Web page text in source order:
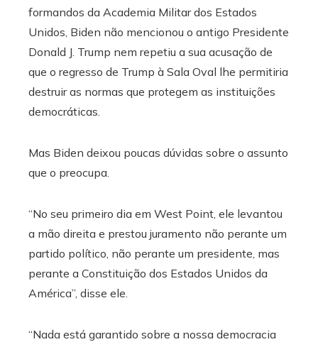
formandos da Academia Militar dos Estados
Unidos, Biden não mencionou o antigo Presidente
Donald J. Trump nem repetiu a sua acusação de
que o regresso de Trump à Sala Oval lhe permitiria
destruir as normas que protegem as instituições
democráticas.
Mas Biden deixou poucas dúvidas sobre o assunto
que o preocupa.
“No seu primeiro dia em West Point, ele levantou
a mão direita e prestou juramento não perante um
partido político, não perante um presidente, mas
perante a Constituição dos Estados Unidos da
América”, disse ele.
“Nada está garantido sobre a nossa democracia